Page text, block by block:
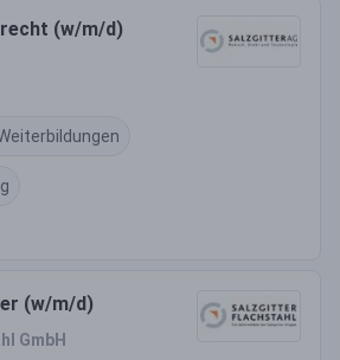
(w/m/d)
(w/m/d)
GmbH